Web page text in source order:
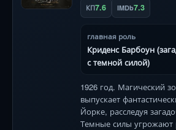
КП7.6 IMDb7.3
главная роль
Криденс Барбоун
с темной силой)
1926 год. Магический
выпускает
Йорке, расследуя
Темные силы угрожают